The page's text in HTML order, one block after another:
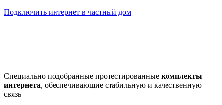
Подключить интернет в частный дом
Специально подобранные протестированные комплекты
интернета, обеспечивающие стабильную и качественную
связь